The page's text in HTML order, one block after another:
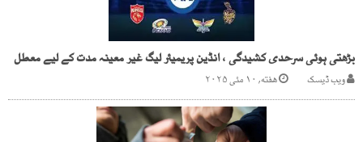
بڑھتی ہوئی سرحدی کشیدگی ، انڈین پریمیئر لیگ غیر معینہ مدت کے لیے معطل
ویب ڈیسک هفته, ۱۰ مئی ۲۰۲۵